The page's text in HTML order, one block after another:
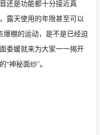
还是功能都十分接近真
露天使用的年限甚至可以
棚的运动，是不是已经迫
委媛就来为大家一一揭开
神秘面纱”。